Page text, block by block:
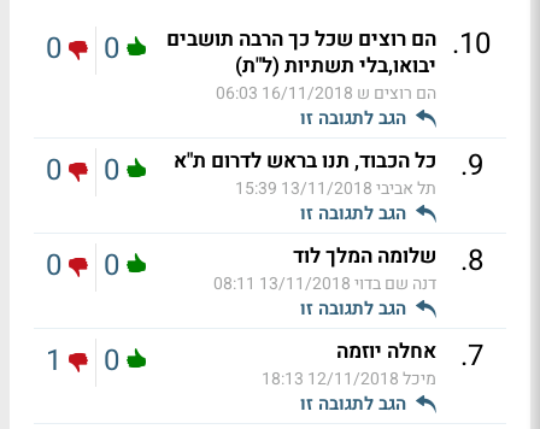
10
. הם רוצים שכל כך הרבה תושבים
יבואו,בלי תשתיות (ל"ת)
הם רוצים ש 16/11/2018 06:03
הגב לתגובה זו
0
0
9
. כל הכבוד, תנו בראש לדרום ת"א
תל אביבי13/11/2018 15:39
הגב לתגובה זו
0
0
8
. שלומה המלך לוד
דנה שם בדוי13/11/2018 08:11
הגב לתגובה זו
0
0
7
. אחלה יוזמה
מיכל12/11/2018 18:13
הגב לתגובה זו
0
1